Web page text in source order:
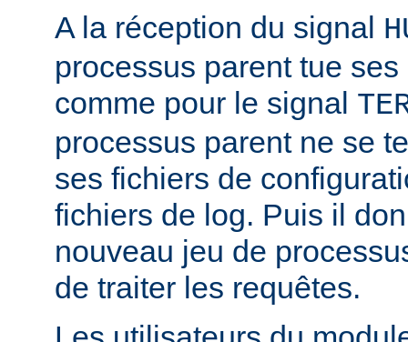
A la réception du signal
processus parent tue
comme pour le signal
processus parent ne se
ses fichiers de
fichiers de log. Puis il
nouveau jeu de
de traiter les requêtes.